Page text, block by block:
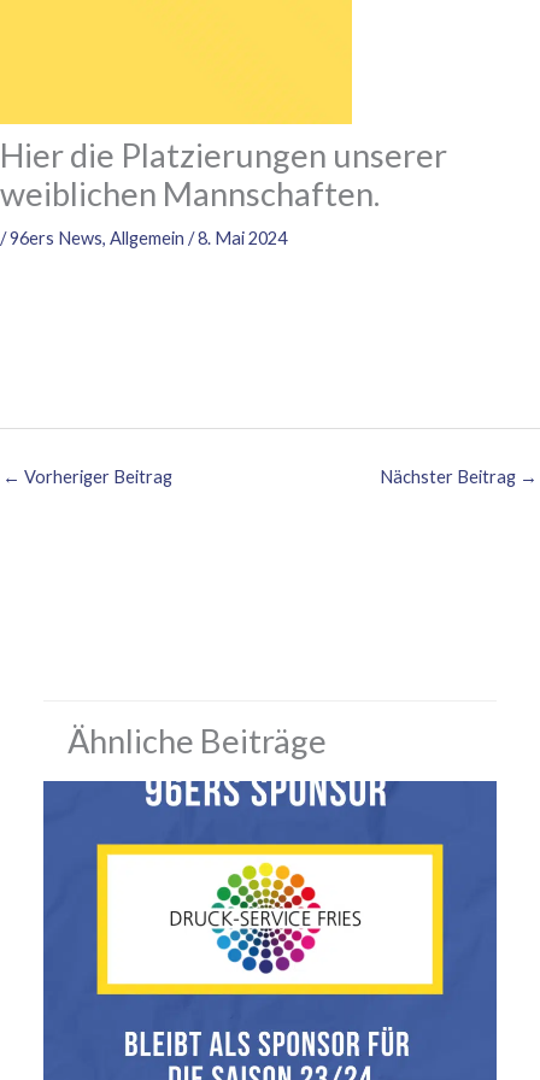
Hier die Platzierungen unserer
weiblichen Mannschaften.
/96ers News, Allgemein /8. Mai 2024
← Vorheriger Beitrag Nächster Beitrag →
Ähnliche Beiträge